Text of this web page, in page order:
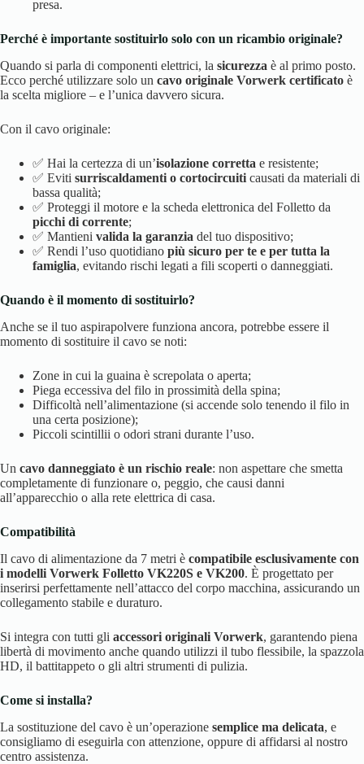
presa.
Perché è importante sostituirlo solo con un ricambio originale?
Quando si parla di componenti elettrici, la sicurezza è al primo posto.
Ecco perché utilizzare solo un cavo originale Vorwerk certificato è
la scelta migliore – e l’unica davvero sicura.
Con il cavo originale:
✅ Hai la certezza di un’isolazione corretta e resistente;
✅ Eviti surriscaldamenti o cortocircuiti causati da materiali di
bassa qualità;
✅ Proteggi il motore e la scheda elettronica del Folletto da
picchi di corrente;
✅ Mantieni valida la garanzia del tuo dispositivo;
✅ Rendi l’uso quotidiano più sicuro per te e per tutta la
famiglia, evitando rischi legati a fili scoperti o danneggiati.
Quando è il momento di sostituirlo?
Anche se il tuo aspirapolvere funziona ancora, potrebbe essere il
momento di sostituire il cavo se noti:
Zone in cui la guaina è screpolata o aperta;
Piega eccessiva del filo in prossimità della spina;
Difficoltà nell’alimentazione (si accende solo tenendo il filo in
una certa posizione);
Piccoli scintillii o odori strani durante l’uso.
Un cavo danneggiato è un rischio reale: non aspettare che smetta
completamente di funzionare o, peggio, che causi danni
all’apparecchio o alla rete elettrica di casa.
Compatibilità
Il cavo di alimentazione da 7 metri è compatibile esclusivamente con
i modelli Vorwerk Folletto VK220S e VK200. È progettato per
inserirsi perfettamente nell’attacco del corpo macchina, assicurando un
collegamento stabile e duraturo.
Si integra con tutti gli accessori originali Vorwerk, garantendo piena
libertà di movimento anche quando utilizzi il tubo flessibile, la spazzola
HD, il battitappeto o gli altri strumenti di pulizia.
Come si installa?
La sostituzione del cavo è un’operazione semplice ma delicata, e
consigliamo di eseguirla con attenzione, oppure di affidarsi al nostro
centro assistenza.